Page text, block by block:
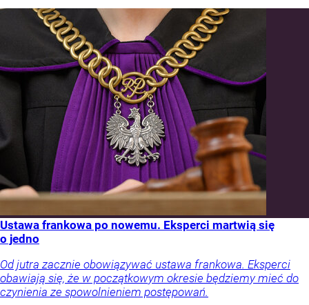
Ustawa frankowa po nowemu. Eksperci martwią się
o jedno
Od jutra zacznie obowiązywać ustawa frankowa. Eksperci
obawiają się, że w początkowym okresie będziemy mieć do
czynienia ze spowolnieniem postępowań.